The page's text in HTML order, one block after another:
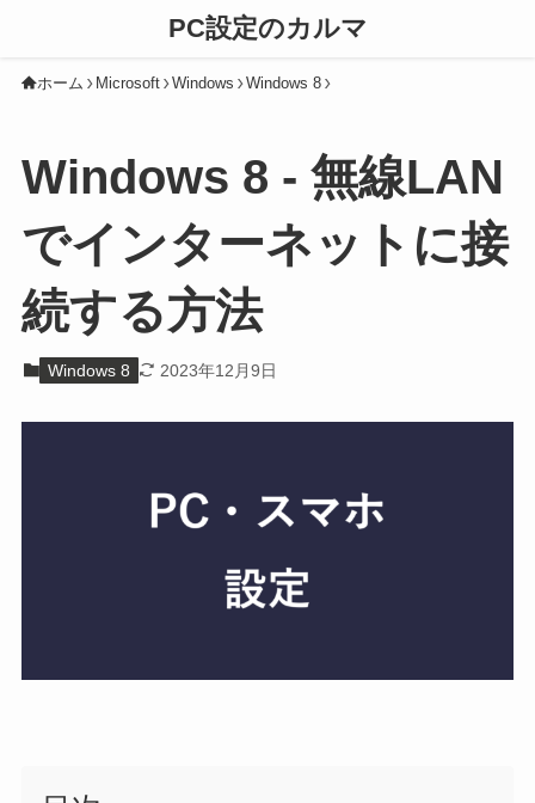
PC設定のカルマ
ホーム Microsoft Windows Windows 8
Windows 8 - 無線LAN
でインターネットに接
続する方法
Windows 8 2023年12月9日